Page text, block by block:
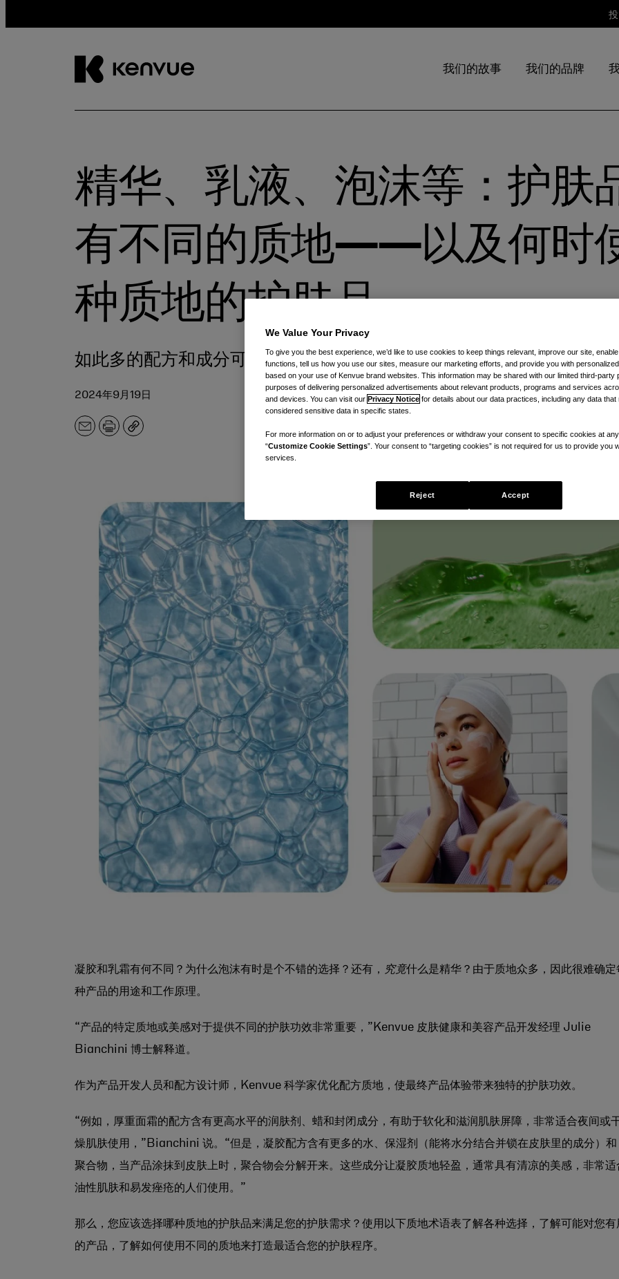
我们的故事 我们的品牌
精华、乳液、泡沫等：护肤
有不同的质地——以及何时
种质地的护肤品
如此多的配方和成分可供选择，您该如何选择？继续阅读，提升您的护
2024年9月19日
电
打
副
凝胶和乳霜有何不同？为什么泡沫有时是个不错的选择？还有， 究竟什么是精华？由于质地众多，因此很难确定
种产品的用途和工作原理。
“产品的特定质地或美感对于提供不同的护肤功效非常重要，”Kenvue 皮肤健康和美容产品开发经理 Julie
Bianchini 博士解释道。
作为产品开发人员和配方设计师，Kenvue 科学家优化配方质地，使最终产品体验带来独特的护肤功效。
“例如，厚重面霜的配方含有更高水平的润肤剂、蜡和封闭成分，有助于软化和滋润肌肤屏障，非常适合夜间或
燥肌肤使用，”Bianchini 说。“但是，凝胶配方含有更多的水、保湿剂（能将水分结合并锁在皮肤里的成分）和
聚合物，当产品涂抹到皮肤上时，聚合物会分解开来。这些成分让凝胶质地轻盈，通常具有清凉的美感，非常适
油性肌肤和易发痤疮的人们使用。”
那么，您应该选择哪种质地的护肤品来满足您的护肤需求？使用以下质地术语表了解各种选择，了解可能对您有
的产品，了解如何使用不同的质地来打造最适合您的护肤程序。
We Value Your Privacy
To give you the best experience, we’d like to use cookies to keep things relevant, improve our site,
functions, tell us how you use our sites, measure our marketing efforts, and provide you with
based on your use of Kenvue brand websites. This information may be shared with our limited third-party
purposes of delivering personalized advertisements about relevant products, programs and services
and devices. You can visit our Privacy Notice for details about our data practices, including any data that
considered sensitive data in specific states.
For more information on or to adjust your preferences or withdraw your consent to specific cookies at
“Customize Cookie Settings”. Your consent to “targeting cookies” is not required for us to provide you
services.
Reject Accept